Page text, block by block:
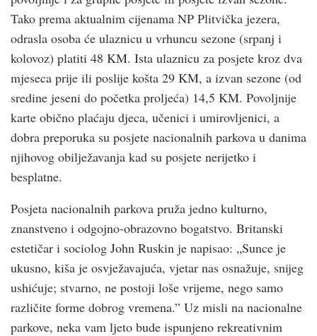
Tako prema aktualnim cijenama NP Plitvička jezera,
odrasla osoba će ulaznicu u vrhuncu sezone (srpanj i
kolovoz) platiti 48 KM. Ista ulaznicu za posjete kroz dva
mjeseca prije ili poslije košta 29 KM, a izvan sezone (od
sredine jeseni do početka proljeća) 14,5 KM. Povoljnije
karte obično plaćaju djeca, učenici i umirovljenici, a
dobra preporuka su posjete nacionalnih parkova u danima
njihovog obilježavanja kad su posjete nerijetko i
besplatne.
Posjeta nacionalnih parkova pruža jedno kulturno,
znanstveno i odgojno-obrazovno bogatstvo. Britanski
estetičar i sociolog John Ruskin je napisao: „Sunce je
ukusno, kiša je osvježavajuća, vjetar nas osnažuje, snijeg
ushićuje; stvarno, ne postoji loše vrijeme, nego samo
različite forme dobrog vremena.” Uz misli na nacionalne
parkove, neka vam ljeto bude ispunjeno rekreativnim